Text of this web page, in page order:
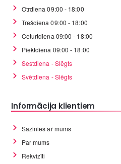
Otrdiena 09:00 - 18:00
Trešdiena 09:00 - 18:00
Ceturtdiena 09:00 - 18:00
Piektdiena 09:00 - 18:00
Sestdiena - Slēgts
Svētdiena - Slēgts
Informācija klientiem
Sazinies ar mums
Par mums
Rekvizīti